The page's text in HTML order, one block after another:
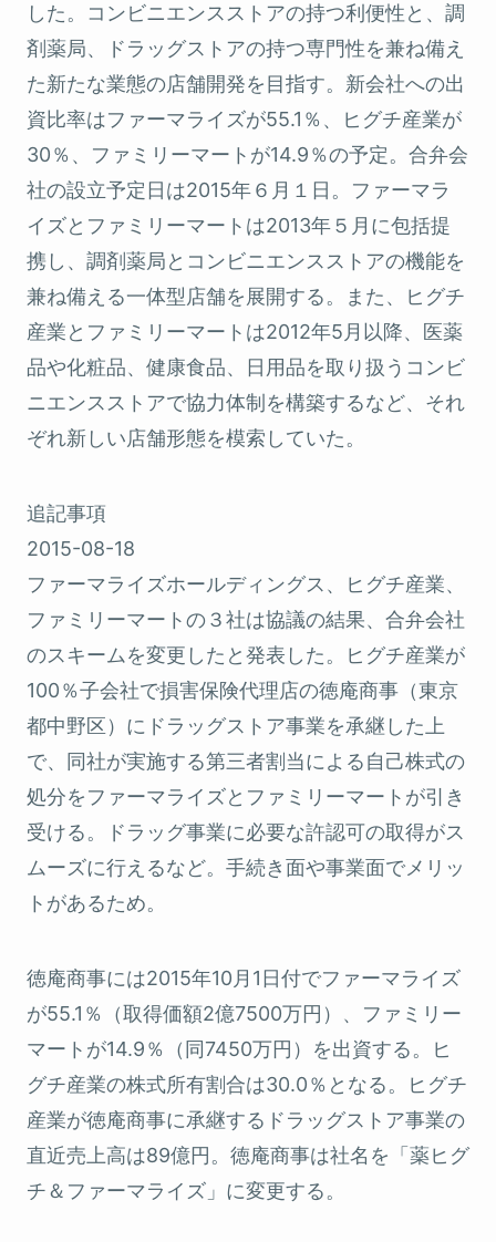
した。コンビニエンスストアの持つ利便性と、調
剤薬局、ドラッグストアの持つ専門性を兼ね備え
た新たな業態の店舗開発を目指す。新会社への出
資比率はファーマライズが55.1％、ヒグチ産業が
30％、ファミリーマートが14.9％の予定。合弁会
社の設立予定日は2015年６月１日。ファーマラ
イズとファミリーマートは2013年５月に包括提
携し、調剤薬局とコンビニエンスストアの機能を
兼ね備える一体型店舗を展開する。また、ヒグチ
産業とファミリーマートは2012年5月以降、医薬
品や化粧品、健康食品、日用品を取り扱うコンビ
ニエンスストアで協力体制を構築するなど、それ
ぞれ新しい店舗形態を模索していた。
追記事項
2015-08-18
ファーマライズホールディングス、ヒグチ産業、
ファミリーマートの３社は協議の結果、合弁会社
のスキームを変更したと発表した。ヒグチ産業が
100％子会社で損害保険代理店の徳庵商事（東京
都中野区）にドラッグストア事業を承継した上
で、同社が実施する第三者割当による自己株式の
処分をファーマライズとファミリーマートが引き
受ける。ドラッグ事業に必要な許認可の取得がス
ムーズに行えるなど。手続き面や事業面でメリッ
トがあるため。
徳庵商事には2015年10月1日付でファーマライズ
が55.1％（取得価額2億7500万円）、ファミリー
マートが14.9％（同7450万円）を出資する。ヒ
グチ産業の株式所有割合は30.0％となる。ヒグチ
産業が徳庵商事に承継するドラッグストア事業の
直近売上高は89億円。徳庵商事は社名を「薬ヒグ
チ＆ファーマライズ」に変更する。